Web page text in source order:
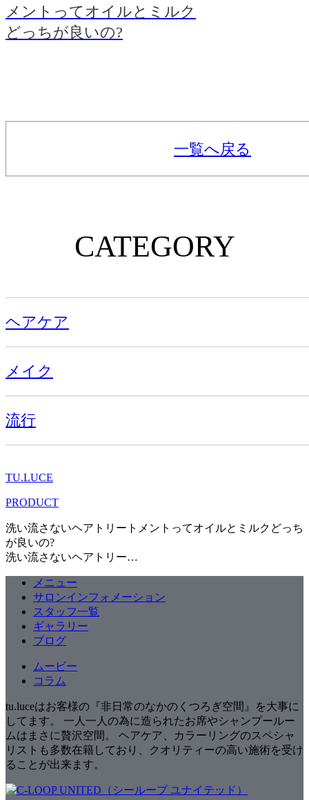
メントってオイルとミルク
どっちが良いの?
一覧へ戻る
CATEGORY
ヘアケア
メイク
流行
TU.LUCE
PRODUCT
洗い流さないヘアトリートメントってオイルとミルクどっち
が良いの?
洗い流さないヘアトリー…
メニュー
サロンインフォメーション
スタッフ一覧
ギャラリー
ブログ
ムービー
コラム
tu.luceはお客様の『非日常のなかのくつろぎ空間』を大事に
してます。 一人一人の為に造られたお席やシャンプールー
ムはまさに贅沢空間。 ヘアケア、カラーリングのスペシャ
リストも多数在籍しており、クオリティーの高い施術を受け
ることが出来ます。